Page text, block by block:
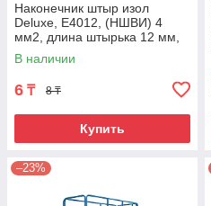
Наконечник штыр изол
Deluxe, Е4012, (НШВИ) 4
мм2, длина штырька 12 мм,
(1000 шт/упак)
В наличии
6 ₸ 8 ₸
Купить
–23%